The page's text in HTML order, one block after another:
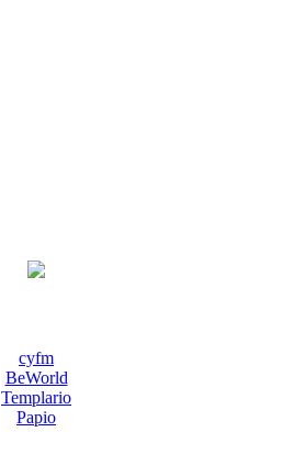
cyfm
BeWorld
Templario
Papio